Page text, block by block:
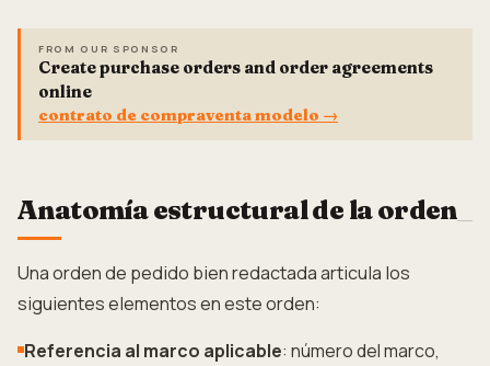
FROM OUR SPONSOR
Create purchase orders and order agreements
online
contrato de compraventa modelo →
Anatomía estructural de la orden
Una orden de pedido bien redactada articula los
siguientes elementos en este orden:
Referencia al marco aplicable: número del marco,